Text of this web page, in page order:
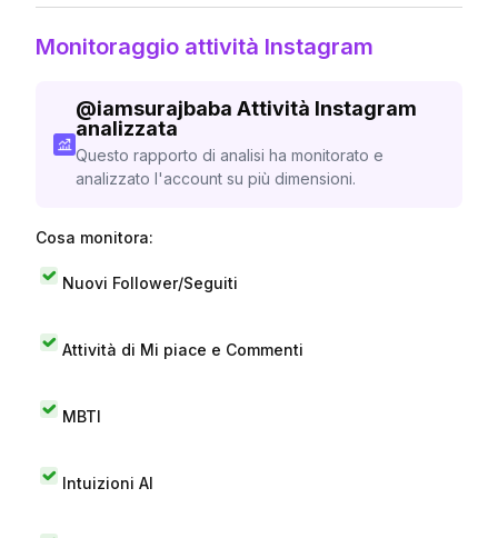
Monitoraggio attività Instagram
@iamsurajbaba Attività Instagram
analizzata
Questo rapporto di analisi ha monitorato e
analizzato l'account su più dimensioni.
Cosa monitora:
Nuovi Follower/Seguiti
Attività di Mi piace e Commenti
MBTI
Intuizioni AI